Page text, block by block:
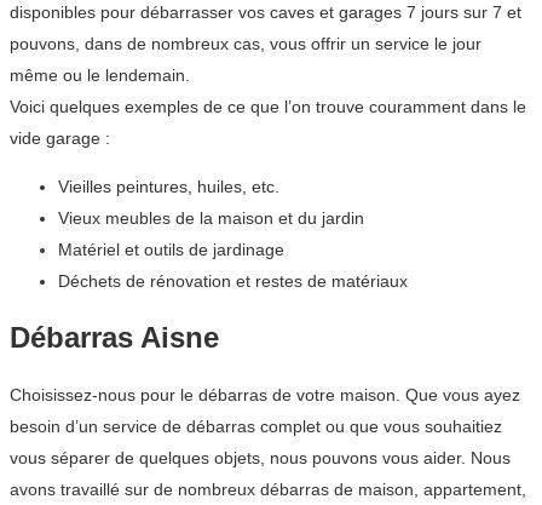
disponibles pour débarrasser vos caves et garages 7 jours sur 7 et
pouvons, dans de nombreux cas, vous offrir un service le jour
même ou le lendemain.
Voici quelques exemples de ce que l’on trouve couramment dans le
vide garage :
Vieilles peintures, huiles, etc.
Vieux meubles de la maison et du jardin
Matériel et outils de jardinage
Déchets de rénovation et restes de matériaux
Débarras Aisne
Choisissez-nous pour le débarras de votre maison. Que vous ayez
besoin d’un service de débarras complet ou que vous souhaitiez
vous séparer de quelques objets, nous pouvons vous aider. Nous
avons travaillé sur de nombreux débarras de maison, appartement,